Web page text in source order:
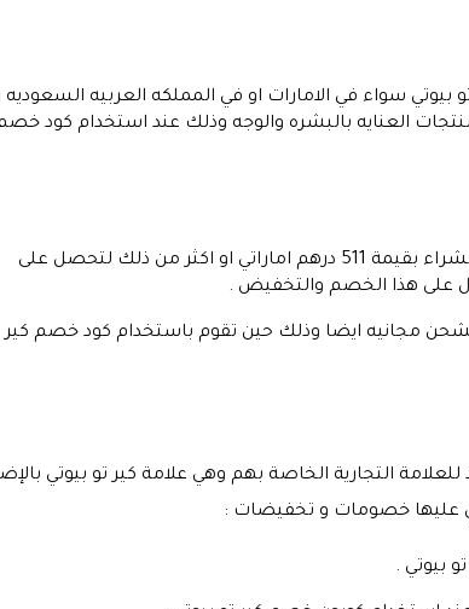
سواء في الامارات او في المملكه العربيه السعوديه
العنايه بالبشره والوجه وذلك عند استخدام كود
يمكنك الحصول على شحن مجاني في متجر كير تو بيوتي وذلك حين تقوم بالبدء في عملية الشراء بقيمة 511 درهم اماراتي او اكثر من ذلك لتحصل على
على هذا الخصم والتخفيض .
مجانيه ايضا وذلك حين تقوم باستخدام كود خصم كير
التجارية الخاصة بهم وهي علامة كير تو بيوتي